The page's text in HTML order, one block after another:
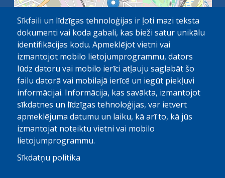
1 km OpenStreetMap contributors
Sīkfaili un līdzīgas tehnoloģijas ir ļoti mazi teksta
dokumenti vai koda gabali, kas bieži satur unikālu
identifikācijas kodu. Apmeklējot vietni vai
izmantojot mobilo lietojumprogrammu, dators
lūdz datoru vai mobilo ierīci atļauju saglabāt šo
failu datorā vai mobilajā ierīcē un iegūt piekļuvi
informācijai. Informācija, kas savākta, izmantojot
sīkdatnes un līdzīgas tehnoloģijas, var ietvert
apmeklējuma datumu un laiku, kā arī to, kā jūs
izmantojat noteiktu vietni vai mobilo
lietojumprogrammu.
Sīkdatņu politika